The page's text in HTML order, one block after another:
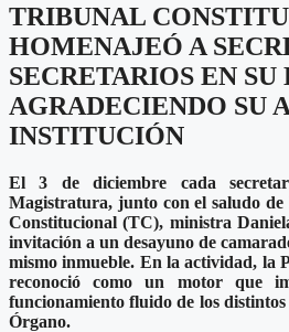
TRIBUNAL
HOMENAJEÓ A
SECRETARIOS EN SU
AGRADECIENDO SU
INSTITUCIÓN
El 3 de diciembre cada
Magistratura, junto con el saludo
Constitucional (TC), ministra
invitación a un desayuno de
mismo inmueble. En la actividad, la
reconoció como un motor que
funcionamiento fluido de los
Órgano.